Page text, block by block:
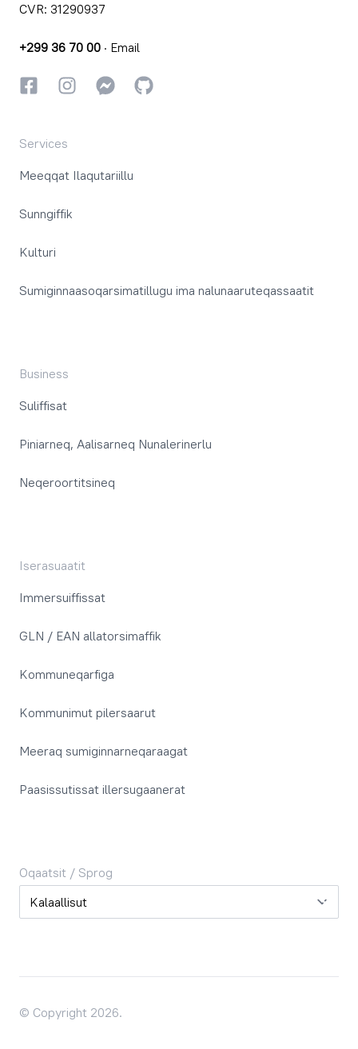
CVR: 31290937
+299 36 70 00 · Email
FacebookkiInstagrammiInstagrammi
GitHub
Services
Meeqqat Ilaqutariillu
Sunngiffik
Kulturi
Sumiginnaasoqarsimatillugu ima nalunaaruteqassaatit
Business
Suliffisat
Piniarneq, Aalisarneq Nunalerinerlu
Neqeroortitsineq
Iserasuaatit
Immersuiffissat
GLN / EAN allatorsimaffik
Kommuneqarfiga
Kommunimut pilersaarut
Meeraq sumiginnarneqaraagat
Paasissutissat illersugaanerat
Oqaatsit / Sprog
Oqaatsit / Sprog
© Copyright 2026.